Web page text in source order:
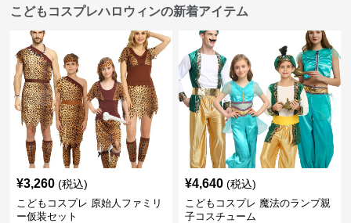
こどもコスプレハロウィンの新着アイテム
¥3,260 (税込)
こどもコスプレ 原始人ファミリ
ー仮装セット
¥4,640 (税込)
こどもコスプレ 魔法のランプ親
子コスチューム